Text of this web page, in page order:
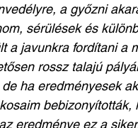
a győzni
sérülések és
a javunkra fordítani a
rossz talajú
ha eredményesek
eredménye ez a